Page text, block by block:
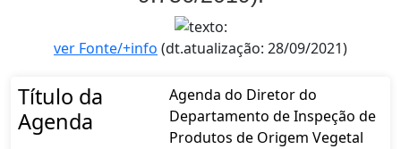
ver Fonte/+info (dt.atualização: 28/09/2021)
Título da
Agenda
Agenda do Diretor do
Departamento de Inspeção de
Produtos de Origem Vegetal